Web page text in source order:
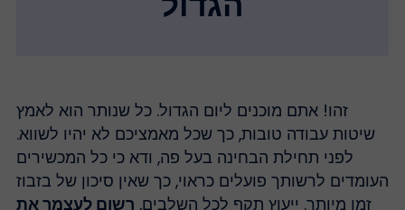
זהו! אתם מוכנים ליום הגדול. כל שנותר הוא לאמץ
שיטות עבודה טובות, כך שכל מאמציכם לא יהיו לשווא.
לפני תחילת הבחינה בעל פה, ודא כי כל המכשירים
לרשותך פועלים כראוי, כך שאין סיכון של בזבוז
זמן מיותר. ייעוץ תקף לכל השלבים,רשום לעצמך את